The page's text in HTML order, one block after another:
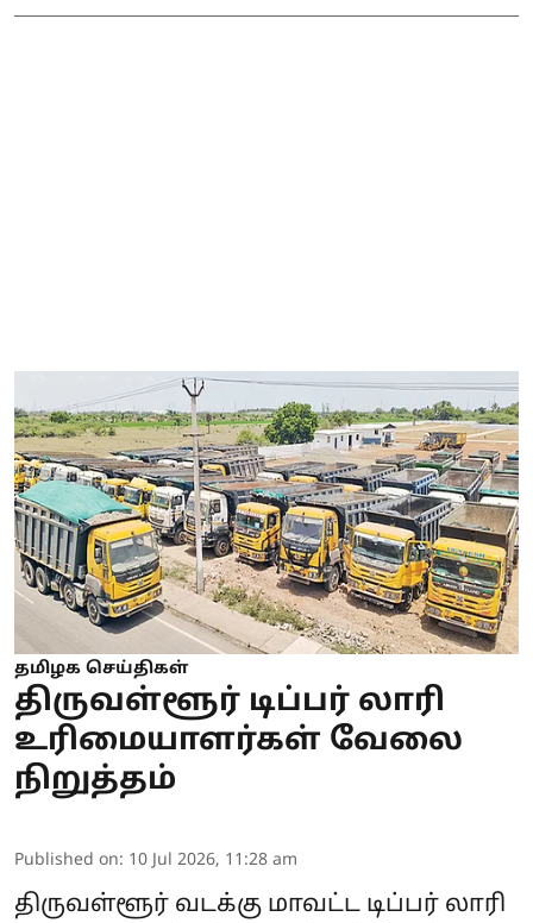
தமிழக செய்திகள்
திருவள்ளூர் டிப்பர் லாரி
உரிமையாளர்கள் வேலை
நிறுத்தம்
Published on: 10 Jul 2026, 11:28 am
திருவள்ளூர் வடக்கு மாவட்ட டிப்பர் லாரி